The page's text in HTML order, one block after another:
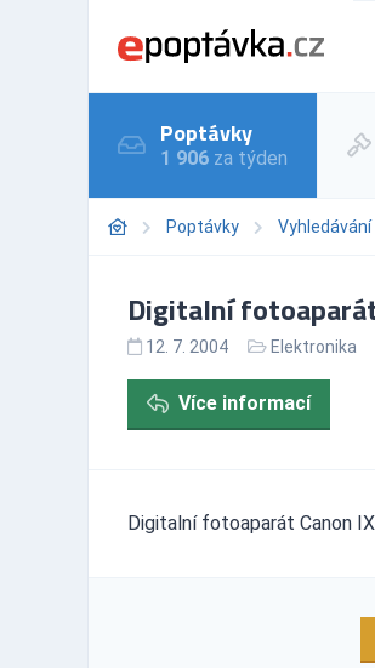
Poptávky
1 906 za týden
Poptávky Vyhledávání
Digitalní
12. 7. 2004 Elektronika
Více informací
Digitalní fotoaparát Canon